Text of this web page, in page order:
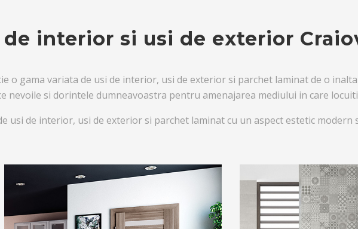
interior si usi de exterior
o gama variata de usi de interior, usi de exterior si parchet laminat de o
nevoile si dorintele dumneavoastra pentru amenajarea mediului in care
de interior, usi de exterior si parchet laminat cu un aspect estetic modern